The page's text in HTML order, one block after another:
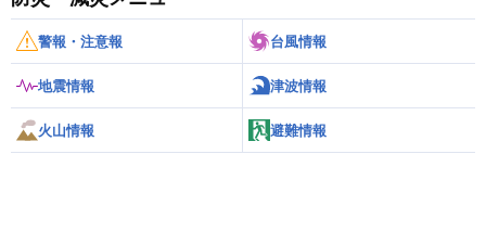
警報・注意報 台風情報
地震情報 津波情報
火山情報 避難情報